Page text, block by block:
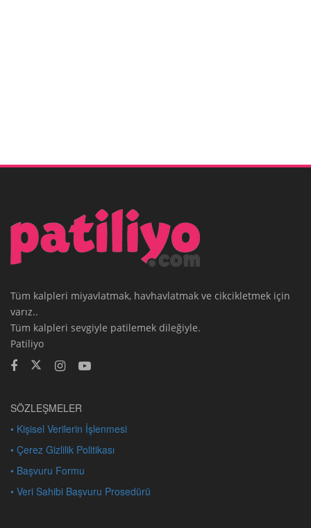
Tüm kalpleri miyavlatmak, havhavlatmak ve cikcikletmek için
varız..
Tüm kalpleri sevgiyle patilemek dileğiyle.
Patiliyo
SÖZLEŞMELER
• Kişisel Verilerin İşlenmesi
• Çerez Gizlilik Politikası
• Başvuru Formu
• Veri Sahibi Başvuru Prosedürü